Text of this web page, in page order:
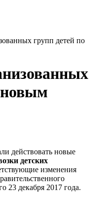
групп детей по
новым
действовать новые
детских
изменения
23 декабря 2017 года.